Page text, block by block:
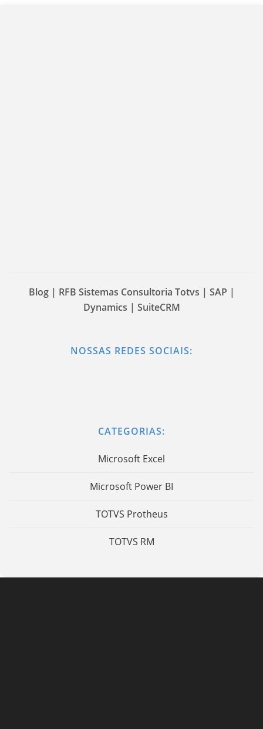
Blog | RFB Sistemas Consultoria Totvs | SAP |
Dynamics | SuiteCRM
NOSSAS REDES SOCIAIS:
CATEGORIAS:
Microsoft Excel
Microsoft Power BI
TOTVS Protheus
TOTVS RM